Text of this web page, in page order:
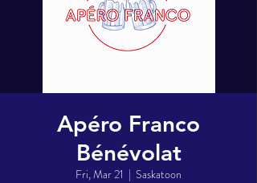
Apéro Franco
Bénévolat
Fri, Mar 21
  |
Saskatoon